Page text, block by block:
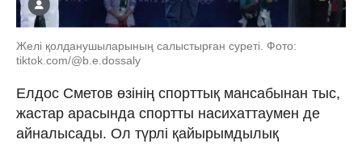
Желі қолданушыларының салыстырған суреті. Фото:
tiktok.com/@b.e.dossaly
Елдос Сметов өзінің спорттық мансабынан тыс,
жастар арасында спортты насихаттаумен де
айналысады. Ол түрлі қайырымдылық